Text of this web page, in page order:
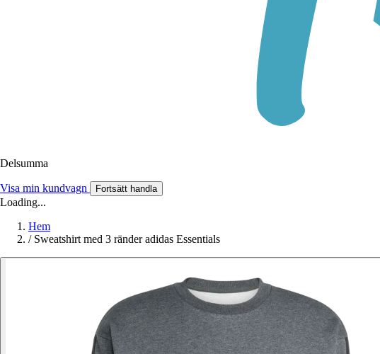
Delsumma
Visa min kundvagn Fortsätt handla
Loading...
Hem
/ Sweatshirt med 3 ränder adidas Essentials